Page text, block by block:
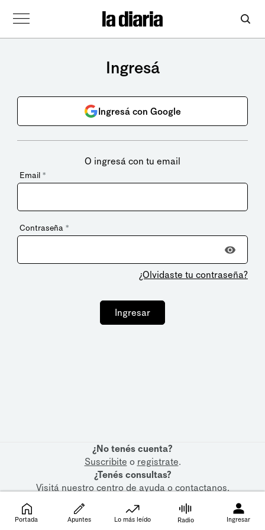
Ingresá
Ingresá con Google
O ingresá con tu email
Email *
Contraseña *
¿Olvidaste tu contraseña?
Ingresar
¿No tenés cuenta?
Suscribite o registrate.
¿Tenés consultas?
Visitá nuestrocentro de ayudaocontactanos.
Portada Apuntes Lo más leído Radio Ingresar